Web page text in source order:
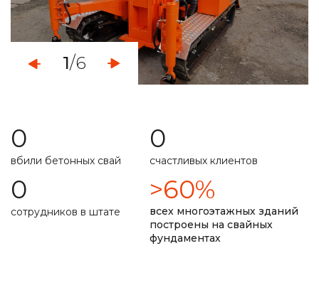
услуги по ремонту фундамента
укрепление ленточного фундамента
работа с любыми типами грунта
расчет несущей способности
долговечность фундамента прописана в договоре
замер уровня промерзания почвы
1/6
0
вбили бетонных свай
0
счастливых клиентов
0
сотрудников в штате
>60%
всех многоэтажных зданий
построены на свайных
фундаментах